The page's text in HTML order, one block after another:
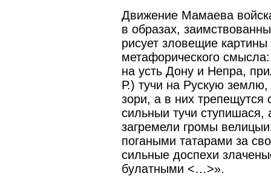
Движение Мамаева
в образах,
рисует зловещие
метафорического
на усть Дону и Непра,
Р.) тучи на Рускую
зори, а в них
сильныи тучи ступишася,
загремели громы
погаными татарами за
сильные доспехи
булатными <…>».